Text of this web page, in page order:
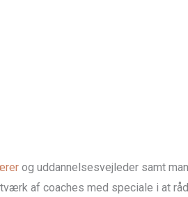
og uddannelsesvejleder samt
af coaches med speciale i at